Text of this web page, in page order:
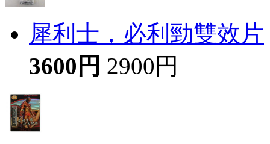
犀利士，必利勁雙效片
3600円 2900円